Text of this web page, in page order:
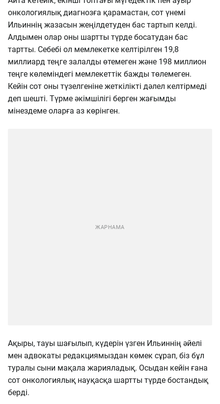
онкологиялық диагнозға қарамастан, сот үнемі
Ильиннің жазасын жеңілдетуден бас тартып келді.
Алдымен олар оны шартты түрде босатудан бас
тартты. Себебі ол мемлекетке келтірілген 19,8
миллиард теңге залалды өтемеген және 198 миллион
теңге көлеміндегі мемлекеттік бажды төлемеген.
Кейін сот оны түзелгеніне жеткілікті дәлел келтірмеді
деп шешті. Түрме әкімшілігі берген жағымды
мінездеме оларға аз көрінген.
Ақыры, тауы шағылып, күдерін үзген Ильиннің әйелі
мен адвокаты редакциямыздан көмек сұрап, біз бұл
туралы сыни мақала жарияладық. Осыдан кейін ғана
сот онкологиялық науқасқа шартты түрде бостандық
берді.